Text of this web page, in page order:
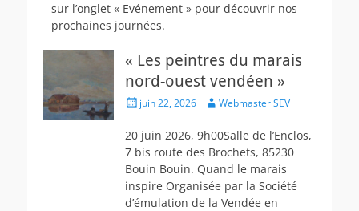
sur l’onglet « Evénement » pour découvrir nos
prochaines journées.
« Les peintres du marais
nord-ouest vendéen »
Postedjuin 22, 2026 AuthorWebmaster SEV
20 juin 2026, 9h00Salle de l’Enclos,
7 bis route des Brochets, 85230
Bouin Bouin. Quand le marais
inspire Organisée par la Société
d’émulation de la Vendée en